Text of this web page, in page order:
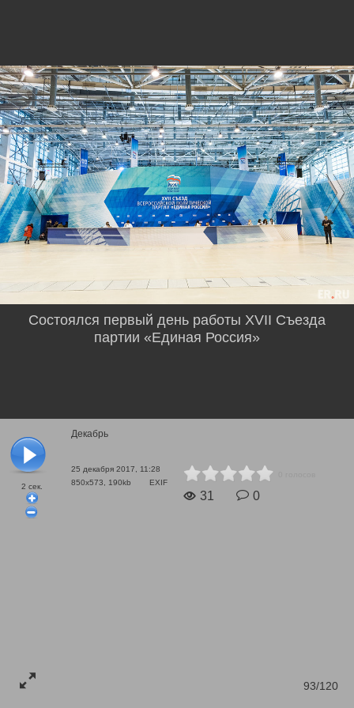
2 сек.
Декабрь
25 декабря 2017, 11:28
850x573, 190kb
EXIF
31 0
93/120
Состоялся первый день работы XVII Съезда
партии «Единая Россия»